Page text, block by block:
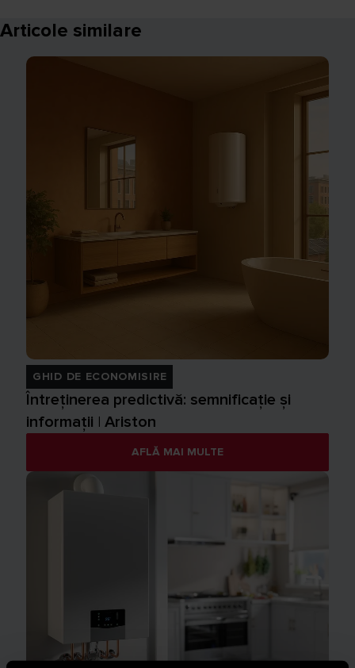
Articole similare
GHID DE ECONOMISIRE
Întreținerea predictivă: semnificație și
informații | Ariston
AFLĂ MAI MULTE